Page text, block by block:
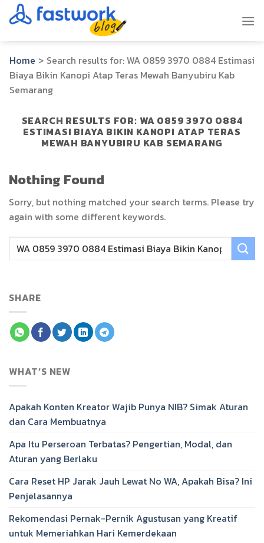
Skip
to
Home > Search results for:WA 0859 3970 0884 Estimasi
Biaya Bikin Kanopi Atap Teras Mewah Banyubiru Kab
Semarang
SEARCH RESULTS FOR: WA 0859 3970 0884
ESTIMASI BIAYA BIKIN KANOPI ATAP TERAS
MEWAH BANYUBIRU KAB SEMARANG
Nothing Found
Sorry, but nothing matched your search terms. Please try
again with some different keywords.
SHARE
WHAT’S NEW
Apakah Konten Kreator Wajib Punya NIB? Simak Aturan
dan Cara Membuatnya
Apa Itu Perseroan Terbatas? Pengertian, Modal, dan
Aturan yang Berlaku
Cara Reset HP Jarak Jauh Lewat No WA, Apakah Bisa? Ini
Penjelasannya
Rekomendasi Pernak-Pernik Agustusan yang Kreatif
untuk Memeriahkan Hari Kemerdekaan